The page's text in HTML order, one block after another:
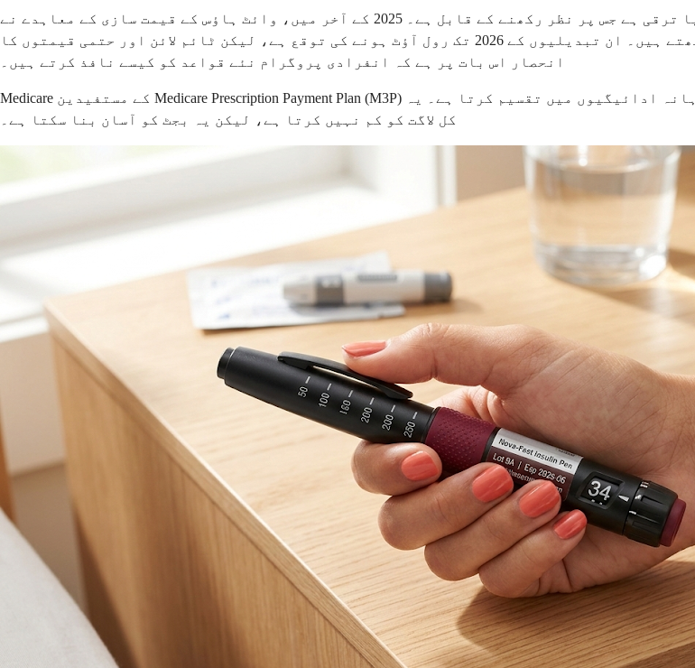
ایک نیا ترقی ہے جس پر نظر رکھنے کے قابل ہے۔ 2025 کے آخر میں، وائٹ ہاؤس کے قیمت سازی کے معاہدے نے Medicare اور Medicaid کے تحت کئی GLP-1 ادویات کے لیے کم بینچ
مارک قیمتوں کا خاکہ پیش کیا، جو تقریباً $245 فی مہینہ کا ہدف رکھتے ہیں۔ ان تبدیلیوں کے 2026 تک رول آؤٹ ہونے کی توقع ہے، لیکن ٹائم لائن اور حتمی قیمتوں کا
انحصار اس بات پر ہے کہ انفرادی پروگرام نئے قواعد کو کیسے نافذ کرتے ہیں۔
Medicare کے مستفیدین Medicare Prescription Payment Plan (M3P) پر بھی غور کر سکتے ہیں، جو منصوبہ سال بھر دوا کی لاگت کو مقررہ ماہانہ ادائیگیوں میں تقسیم کرتا ہے۔ یہ
کل لاگت کو کم نہیں کرتا ہے، لیکن یہ بجٹ کو آسان بنا سکتا ہے۔